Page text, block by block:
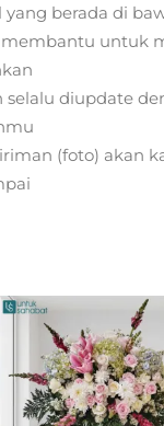
berada di
untuk
selalu diupdate
(foto) akan